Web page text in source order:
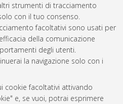
strumenti di tracciamento
con il tuo consenso.
facoltativi sono usati per
della comunicazione
degli utenti.
la navigazione solo con i
cookie facoltativi attivando
e, se vuoi, potrai esprimere
elettrica [LM-DM270],
ilSun Aug 9 01:19:00 2026
CEST